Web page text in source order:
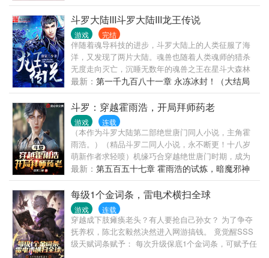
斗罗大陆III斗罗大陆III龙王传说
游戏 完结
伴随着魂导科技的进步，斗罗大陆上的人类征服了海
洋，又发现了两片大陆。魂兽也随着人类魂师的猎杀
无度走向灭亡，沉睡无数年的魂兽之王在星斗大森林
最后的净土苏醒，它要带领仅存的族人，向人类复
仇！唐舞麟立志要成为一名强大的魂师，可当武魂觉
醒时，苏醒的，却是……旷世之才，龙王之争，我们
的龙王传说，将由此开始。......
最新： 第一千九百八十一章 永冻冰封！（大结局
附后记）
斗罗：穿越霍雨浩，开局拜师药老
游戏 连载
（本作为斗罗大陆第二部绝世唐门同人小说，主角霍
雨浩。）（精品斗罗二同人小说，永不断更！十八岁
萌新作者求轻喷）机缘巧合穿越绝世唐门时期，成为
了主角霍雨浩。却没想到外挂超级加倍，斗破中的药
老戒指出现在了霍雨浩的手中，开局修炼焚决！冰火
双修的霍雨浩，就此彻底改变整个斗罗大陆格局。大
丈夫生居天地之间，岂能郁郁久居人下！这一世定要
脱离唐神王魔爪，不再做唐家的忠犬奴隶。我要这
天，再遮不住我眼，要这地，再埋不了我心。要这众
生，再不受唐家驱使。要那诸神，都烟消云散!这斗罗
大陆的史书，当由我亲自执笔书写！王冬：雨浩你说
最新： 第五百五十七章 霍雨浩的试炼，暗魔邪神
虎！（一）
每级1个金词条，雷电术横扫全球
游戏 连载
穿越成下肢瘫痪老头？有人要抢自己孙女？ 为了争夺
抚养权，陈北玄毅然决然进入网游搞钱。 竟觉醒SSS
级天赋词条赋予： 每次升级保底1个金词条，可赋予任